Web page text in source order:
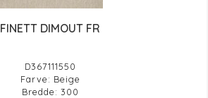
FINETT DIMOUT FR
D367111550
Farve: Beige
Bredde: 300